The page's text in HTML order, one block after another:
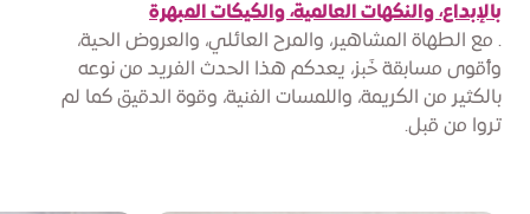
بالإبداع، والنكهات العالمية، والكيكات المبهرة
. مع الطهاة المشاهير، والمرح العائلي، والعروض الحية،
وأقوى مسابقة خَبز، يعدكم هذا الحدث الفريد من نوعه
بالكثير من الكريمة، واللمسات الفنية، وقوة الدقيق كما لم
تروا من قبل.